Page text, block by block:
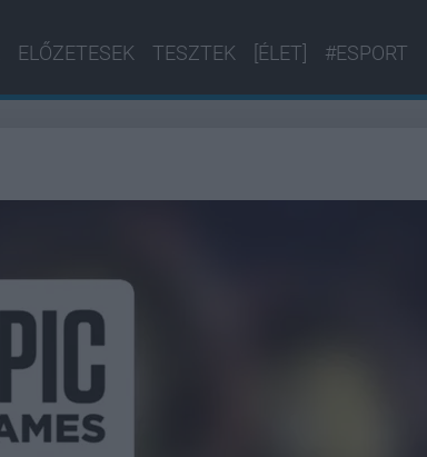
ELŐZETESEK TESZTEK [ÉLET] #ESPORT